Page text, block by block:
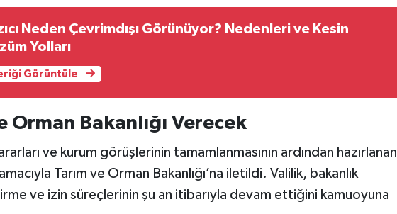
Neden Çevrimdışı Görünüyor? Nedenleri ve Kesin
Yolları
Görüntüle
Orman Bakanlığı Verecek
ve kurum görüşlerinin tamamlanmasının ardından hazırlanan
Tarım ve Orman Bakanlığı’na iletildi. Valilik, bakanlık
ve izin süreçlerinin şu an itibarıyla devam ettiğini kamuoyuna